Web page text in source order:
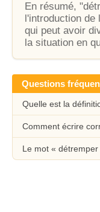
En résumé,
l'introduction de
qui peut avoir
la situation en
Questions
Quelle est la
Comment écrire
Le mot «